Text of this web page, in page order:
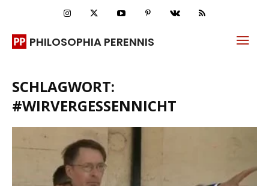
PHILOSOPHIA PERENNIS
SCHLAGWORT:
#WIRVERGESSENNICHT